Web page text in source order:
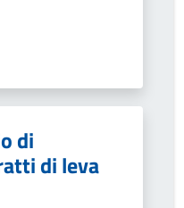
di
di leva